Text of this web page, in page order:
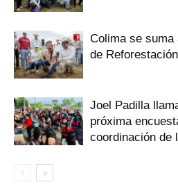
Colima se suma
de
Joel Padilla
próxima
coordinación de